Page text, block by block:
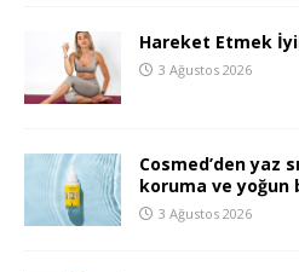
Hareket Etmek
3 Ağustos 2026
Cosmed’den yaz
koruma ve yoğun
3 Ağustos 2026